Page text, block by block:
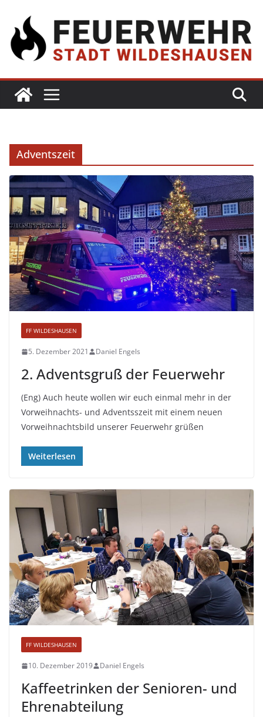
Adventszeit
FF WILDESHAUSEN
5. Dezember 2021 Daniel Engels
2. Adventsgruß der Feuerwehr
(Eng) Auch heute wollen wir euch einmal mehr in der
Vorweihnachts- und Adventsszeit mit einem neuen
Vorweihnachtsbild unserer Feuerwehr grüßen
Weiterlesen
FF WILDESHAUSEN
10. Dezember 2019 Daniel Engels
Kaffeetrinken der Senioren- und
Ehrenabteilung